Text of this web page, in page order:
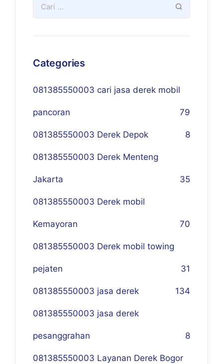
Categories
081385550003 cari jasa derek mobil
pancoran 79
081385550003 Derek Depok 8
081385550003 Derek Menteng
Jakarta 35
081385550003 Derek mobil
Kemayoran 70
081385550003 Derek mobil towing
pejaten 31
081385550003 jasa derek 134
081385550003 jasa derek
pesanggrahan 8
081385550003 Layanan Derek Bogor